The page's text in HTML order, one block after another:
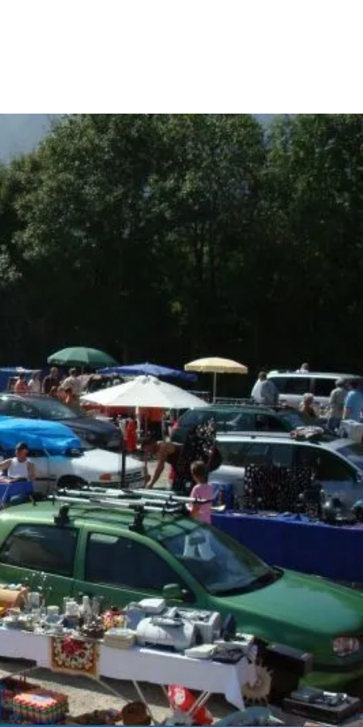
Gastgeber
Gästekarten
Ausflugsticker
Prospektbestellung
Kurbeitrag
Gastaufnahmebedingungen
Reiseversicherung
Wetter & Webcams
Anreise
Fahrpläne ÖPNV
Bayerische Regiobahn
E-Carsharing
Bergbus
Skibus
Parken in Lenggries
E-Mobilität
Barrierefreiheit
Lenggrieser Kripperlweg